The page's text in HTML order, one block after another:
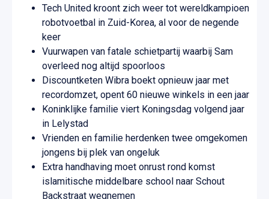
Tech United kroont zich weer tot wereldkampioen
robotvoetbal in Zuid-Korea, al voor de negende
keer
Vuurwapen van fatale schietpartij waarbij Sam
overleed nog altijd spoorloos
Discountketen Wibra boekt opnieuw jaar met
recordomzet, opent 60 nieuwe winkels in een jaar
Koninklijke familie viert Koningsdag volgend jaar
in Lelystad
Vrienden en familie herdenken twee omgekomen
jongens bij plek van ongeluk
Extra handhaving moet onrust rond komst
islamitische middelbare school naar Schout
Backstraat wegnemen